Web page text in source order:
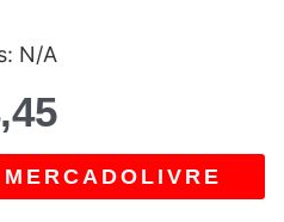
N/A